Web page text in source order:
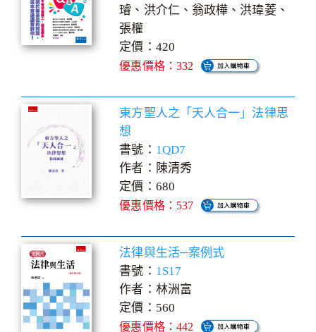
璿、洪介仁、翁政樺、洪瑋菱、
張權
定價：420
優惠價格：332
東方聖人之「天人合一」法律思
想
書號： 1QD7
作者：陳清秀
定價：680
優惠價格：537
法律與生活─案例式
書號： 1S17
作者：林洲富
定價：560
優惠價格：442